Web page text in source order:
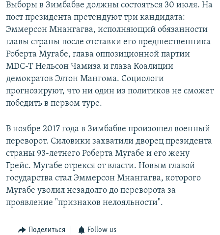
Выборы в Зимбабве должны состояться 30 июля. На
пост президента претендуют три кандидата:
Эммерсон Мнангагва, исполняющий обязанности
главы страны после отставки его предшественника
Роберта Мугабе, глава оппозиционной партии
MDC-T Нельсон Чамиза и глава Коалиции
демократов Элтон Мангома. Социологи
прогнозируют, что ни один из политиков не сможет
победить в первом туре.
В ноябре 2017 года в Зимбабве произошел военный
переворот. Силовики захватили дворец президента
страны 93-летнего Роберта Мугабе и его жену
Грейс. Мугабе отрекся от власти. Новым главой
государства стал Эммерсон Мнангагва, которого
Мугабе уволил незадолго до переворота за
проявление "признаков нелояльности".
Поделиться Follow us